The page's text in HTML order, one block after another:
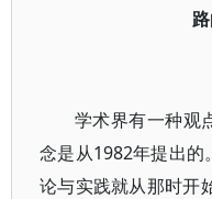
学术界有一种观
念是从1982年提出的
论与实践就从那时开